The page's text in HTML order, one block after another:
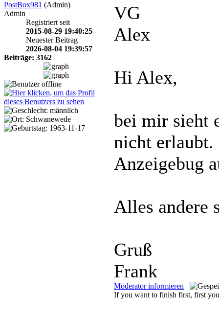
PostBox981 (Admin)
Admin
Registriert seit
2015-08-29 19:40:25
Neuester Beitrag
2026-08-04 19:39:57
Beiträge: 3162
VG
Alex
Hi Alex,
bei mir sieht
nicht erlaubt.
Anzeigebug
Alles andere
Gruß
Frank
Moderator informieren
If you want to finish first, first